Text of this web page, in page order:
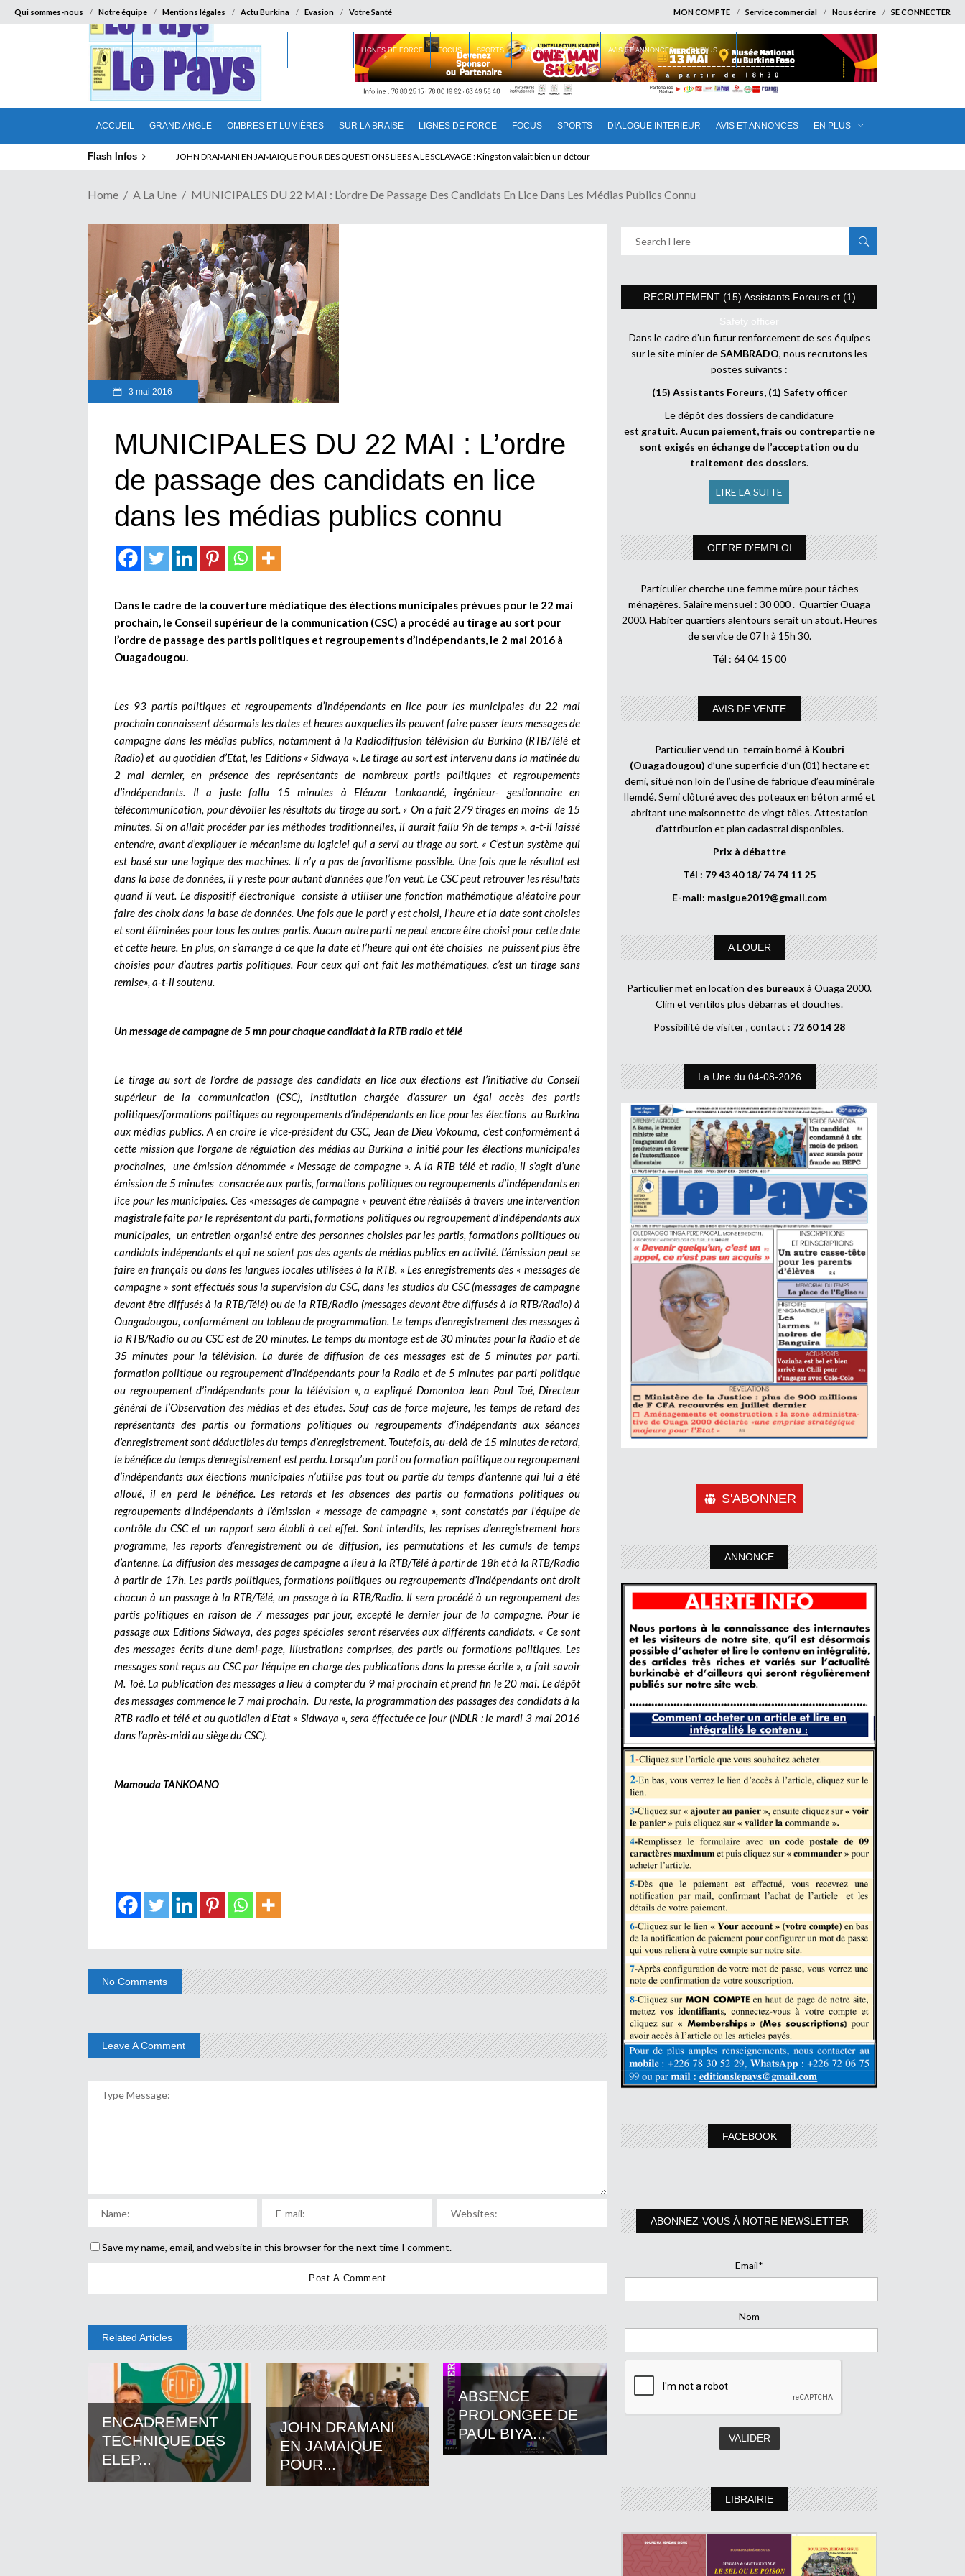
Qui sommes-nous Notre équipe Mentions légales Actu Burkina Evasion Votre Santé MON COMPTE Service commercial Nous écrire SE CONNECTER
ACCUEIL GRAND ANGLE OMBRES ET LUMIÈRES SUR LA BRAISE LIGNES DE FORCE FOCUS SPORTS DIALOGUE INTERIEUR AVIS ET ANNONCES EN PLUS
ACCUEIL GRAND ANGLE OMBRES ET LUMIÈRES LIGNES DE FORCE FOCUS SPORTS DIALOGUE INTERIEUR AVIS ET ANNONCES EN PLUS
Flash Infos ABSENCE PROLONGEE DE PAUL BIYA DU CAMEROUN : Qui pilote le Cameroun ?
Home A La Une MUNICIPALES DU 22 MAI : L’ordre De Passage Des Candidats En Lice Dans Les Médias Publics Connu
3 mai 2016
MUNICIPALES DU 22 MAI : L’ordre
de passage des candidats en lice
dans les médias publics connu
Dans le cadre de la couverture médiatique des élections municipales prévues pour le 22 mai
prochain, le Conseil supérieur de la communication (CSC) a procédé au tirage au sort pour
l’ordre de passage des partis politiques et regroupements d’indépendants, le 2 mai 2016 à
Ouagadougou.
Les 93 partis politiques et regroupements d’indépendants en lice pour les municipales du 22 mai
prochain connaissent désormais les dates et heures auxquelles ils peuvent faire passer leurs messages de
campagne dans les médias publics, notamment à la Radiodiffusion télévision du Burkina (RTB/Télé et
Radio) et au quotidien d’Etat, les Editions « Sidwaya ». Le tirage au sort est intervenu dans la matinée du
2 mai dernier, en présence des représentants de nombreux partis politiques et regroupements
d’indépendants. Il a juste fallu 15 minutes à Eléazar Lankoandé, ingénieur- gestionnaire en
télécommunication, pour dévoiler les résultats du tirage au sort. « On a fait 279 tirages en moins de 15
minutes. Si on allait procéder par les méthodes traditionnelles, il aurait fallu 9h de temps », a-t-il laissé
entendre, avant d’expliquer le mécanisme du logiciel qui a servi au tirage au sort. « C’est un système qui
est basé sur une logique des machines. Il n’y a pas de favoritisme possible. Une fois que le résultat est
dans la base de données, il y reste pour autant d’années que l’on veut. Le CSC peut retrouver les résultats
quand il veut. Le dispositif électronique consiste à utiliser une fonction mathématique aléatoire pour
faire des choix dans la base de données. Une fois que le parti y est choisi, l’heure et la date sont choisies
et sont éliminées pour tous les autres partis. Aucun autre parti ne peut encore être choisi pour cette date
et cette heure. En plus, on s’arrange à ce que la date et l’heure qui ont été choisies ne puissent plus être
choisies pour d’autres partis politiques. Pour ceux qui ont fait les mathématiques, c’est un tirage sans
remise», a-t-il soutenu.
Un message de campagne de 5 mn pour chaque candidat à la RTB radio et télé
Le tirage au sort de l’ordre de passage des candidats en lice aux élections est l’initiative du Conseil
supérieur de la communication (CSC), institution chargée d’assurer un égal accès des partis
politiques/formations politiques ou regroupements d’indépendants en lice pour les élections au Burkina
aux médias publics. A en croire le vice-président du CSC, Jean de Dieu Vokouma, c’est conformément à
cette mission que l’organe de régulation des médias au Burkina a initié pour les élections municipales
prochaines, une émission dénommée « Message de campagne ». A la RTB télé et radio, il s’agit d’une
émission de 5 minutes consacrée aux partis, formations politiques ou regroupements d’indépendants en
lice pour les municipales. Ces «messages de campagne » peuvent être réalisés à travers une intervention
magistrale faite par le représentant du parti, formations politiques ou regroupement d’indépendants aux
municipales, un entretien organisé entre des personnes choisies par les partis, formations politiques ou
candidats indépendants et qui ne soient pas des agents de médias publics en activité. L’émission peut se
faire en français ou dans les langues locales utilisées à la RTB. « Les enregistrements des « messages de
campagne » sont effectués sous la supervision du CSC, dans les studios du CSC (messages de campagne
devant être diffusés à la RTB/Télé) ou de la RTB/Radio (messages devant être diffusés à la RTB/Radio) à
Ouagadougou, conformément au tableau de programmation. Le temps d’enregistrement des messages à
la RTB/Radio ou au CSC est de 20 minutes. Le temps du montage est de 30 minutes pour la Radio et de
35 minutes pour la télévision. La durée de diffusion de ces messages est de 5 minutes par parti,
formation politique ou regroupement d’indépendants pour la Radio et de 5 minutes par parti politique
ou regroupement d’indépendants pour la télévision », a expliqué Domontoa Jean Paul Toé, Directeur
général de l’Observation des médias et des études. Sauf cas de force majeure, les temps de retard des
représentants des partis ou formations politiques ou regroupements d’indépendants aux séances
d’enregistrement sont déductibles du temps d’enregistrement. Toutefois, au-delà de 15 minutes de retard,
le bénéfice du temps d’enregistrement est perdu. Lorsqu’un parti ou formation politique ou regroupement
d’indépendants aux élections municipales n’utilise pas tout ou partie du temps d’antenne qui lui a été
alloué, il en perd le bénéfice. Les retards et les absences des partis ou formations politiques ou
regroupements d’indépendants à l’émission « message de campagne », sont constatés par l’équipe de
contrôle du CSC et un rapport sera établi à cet effet. Sont interdits, les reprises d’enregistrement hors
programme, les reports d’enregistrement ou de diffusion, les permutations et les cumuls de temps
d’antenne. La diffusion des messages de campagne a lieu à la RTB/Télé à partir de 18h et à la RTB/Radio
à partir de 17h. Les partis politiques, formations politiques ou regroupements d’indépendants ont droit
chacun à un passage à la RTB/Télé, un passage à la RTB/Radio. Il sera procédé à un regroupement des
partis politiques en raison de 7 messages par jour, excepté le dernier jour de la campagne. Pour le
passage aux Editions Sidwaya, des pages spéciales seront réservées aux différents candidats. « Ce sont
des messages écrits d’une demi-page, illustrations comprises, des partis ou formations politiques. Les
messages sont reçus au CSC par l’équipe en charge des publications dans la presse écrite », a fait savoir
M. Toé. La publication des messages a lieu à compter du 9 mai prochain et prend fin le 20 mai. Le dépôt
des messages commence le 7 mai prochain. Du reste, la programmation des passages des candidats à la
RTB radio et télé et au quotidien d’Etat « Sidwaya », sera éffectuée ce jour (NDLR : le mardi 3 mai 2016
dans l’après-midi au siège du CSC).
Mamouda TANKOANO
No Comments
Leave A Comment
Save my name, email, and website in this browser for the next time I comment.
Related Articles
ENCADREMENT
TECHNIQUE DES
ELEP...
JOHN DRAMANI
EN JAMAIQUE
POUR...
ABSENCE
PROLONGEE DE
PAUL BIYA...
RECRUTEMENT (15) Assistants Foreurs et (1)
Safety officer
Dans le cadre d’un futur renforcement de ses équipes
sur le site minier deSAMBRADO, nous recrutons les
postes suivants :
(15) Assistants Foreurs, (1) Safety officer
Le dépôt des dossiers de candidature
est gratuit.Aucun paiement, frais ou contrepartie ne
sont exigés en échange de l’acceptation ou du
traitement des dossiers.
LIRE LA SUITE
OFFRE D’EMPLOI
Particulier cherche une femme mûre pour tâches
ménagères. Salaire mensuel : 30 000 . Quartier Ouaga
2000. Habiter quartiers alentours serait un atout. Heures
de service de 07 h à 15h 30.
Tél : 64 04 15 00
AVIS DE VENTE
Particulier vend un terrain borné à Koubri
(Ouagadougou) d’une superficie d’un (01) hectare et
demi, situé non loin de l’usine de fabrique d’eau minérale
Ilemdé. Semi clôturé avec des poteaux en béton armé et
abritant une maisonnette de vingt tôles. Attestation
d’attribution et plan cadastral disponibles.
Prix à débattre
Tél : 79 43 40 18/ 74 74 11 25
E-mail: masigue2019@gmail.com
A LOUER
Particulier met en location des bureaux à Ouaga 2000.
Clim et ventilos plus débarras et douches.
Possibilité de visiter , contact : 72 60 14 28
La Une du 04-08-2026
S'ABONNER
ANNONCE
FACEBOOK
ABONNEZ-VOUS À NOTRE NEWSLETTER
Email*
Nom
LIBRAIRIE